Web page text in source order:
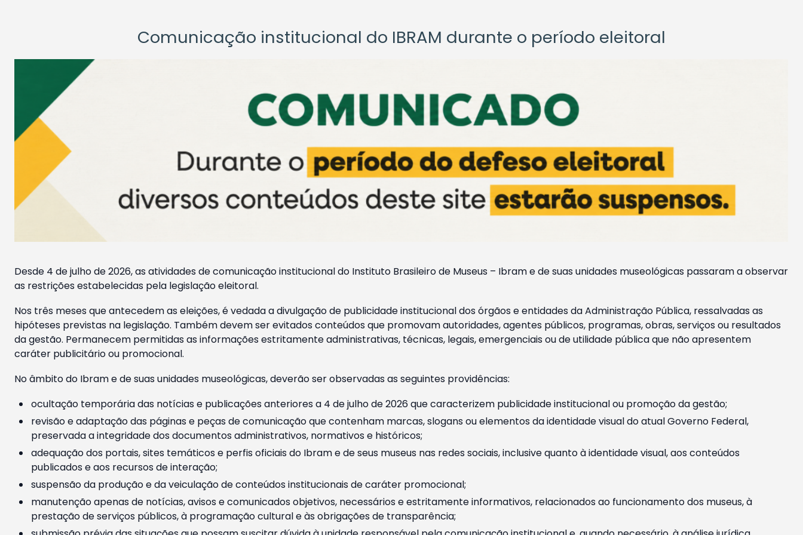
Comunicação institucional do IBRAM durante o período eleitoral
Desde 4 de julho de 2026, as atividades de comunicação institucional do Instituto Brasileiro de Museus – Ibram e de suas unidades museológicas passaram a observar
as restrições estabelecidas pela legislação eleitoral.
Nos três meses que antecedem as eleições, é vedada a divulgação de publicidade institucional dos órgãos e entidades da Administração Pública, ressalvadas as
hipóteses previstas na legislação. Também devem ser evitados conteúdos que promovam autoridades, agentes públicos, programas, obras, serviços ou resultados
da gestão. Permanecem permitidas as informações estritamente administrativas, técnicas, legais, emergenciais ou de utilidade pública que não apresentem
caráter publicitário ou promocional.
No âmbito do Ibram e de suas unidades museológicas, deverão ser observadas as seguintes providências:
ocultação temporária das notícias e publicações anteriores a 4 de julho de 2026 que caracterizem publicidade institucional ou promoção da gestão;
revisão e adaptação das páginas e peças de comunicação que contenham marcas, slogans ou elementos da identidade visual do atual Governo Federal,
preservada a integridade dos documentos administrativos, normativos e históricos;
adequação dos portais, sites temáticos e perfis oficiais do Ibram e de seus museus nas redes sociais, inclusive quanto à identidade visual, aos conteúdos
publicados e aos recursos de interação;
suspensão da produção e da veiculação de conteúdos institucionais de caráter promocional;
manutenção apenas de notícias, avisos e comunicados objetivos, necessários e estritamente informativos, relacionados ao funcionamento dos museus, à
prestação de serviços públicos, à programação cultural e às obrigações de transparência;